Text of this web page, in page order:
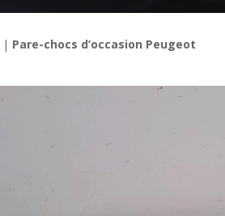
| Pare-chocs d’occasion Peugeot